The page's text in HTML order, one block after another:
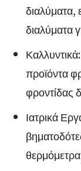
διαλύματα,
διαλύματα
προϊόντα
φροντίδας
Ιατρικά